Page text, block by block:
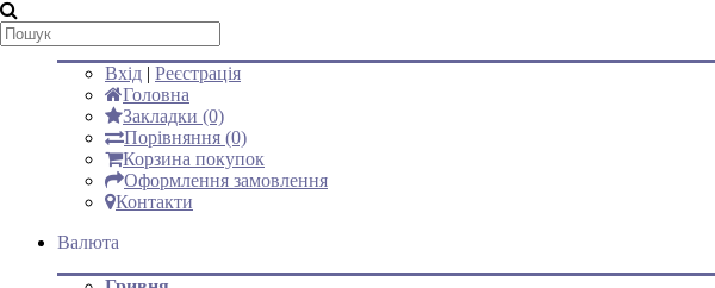
Мій аккаунт
Вхід | Реєстрація
Головна
Закладки (0)
Порівняння (0)
Корзина покупок
Оформлення замовлення
Контакти
Валюта